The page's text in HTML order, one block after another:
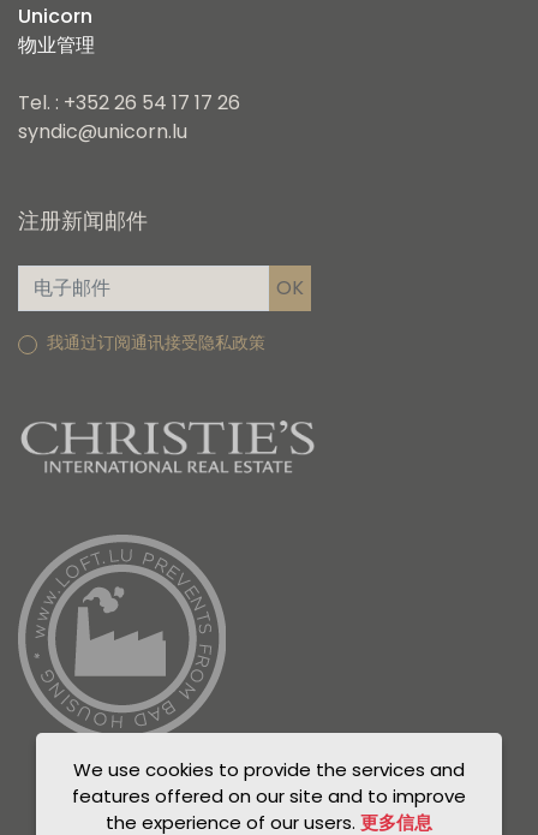
Unicorn
物业管理
Tel. : +352 26 54 17 17 26
syndic@unicorn.lu
注册新闻邮件
我通过订阅通讯接受隐私政策
We use cookies to provide the services and
features offered on our site and to improve
the experience of our users. 更多信息